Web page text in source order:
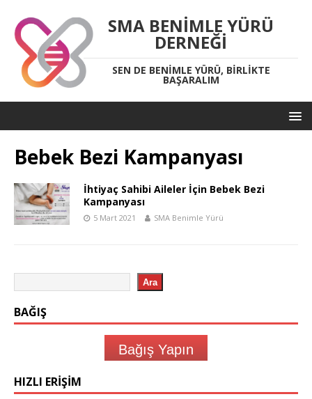
SMA BENIMLE YÜRÜ
DERNEĞI
SEN DE BENIMLE YÜRÜ, BIRLIKTE
BAŞARALIM
Bebek Bezi Kampanyası
İhtiyaç Sahibi Aileler İçin Bebek Bezi
Kampanyası
5 Mart 2021 SMA Benimle Yürü
Ara
BAĞIŞ
Bağış Yapın
HIZLI ERIŞIM